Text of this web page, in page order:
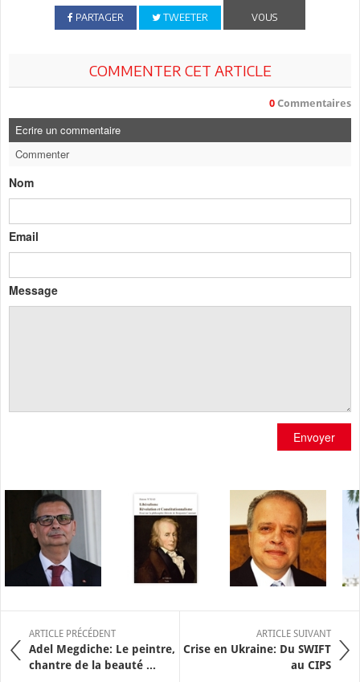
PARTAGER TWEETER
VOUS
COMMENTER CET ARTICLE
0 Commentaires
Ecrire un commentaire
Commenter
Nom
Email
Message
Envoyer
ARTICLE PRÉCÉDENT
Adel Megdiche: Le peintre,
chantre de la beauté ...
ARTICLE SUIVANT
Crise en Ukraine: Du SWIFT
au CIPS